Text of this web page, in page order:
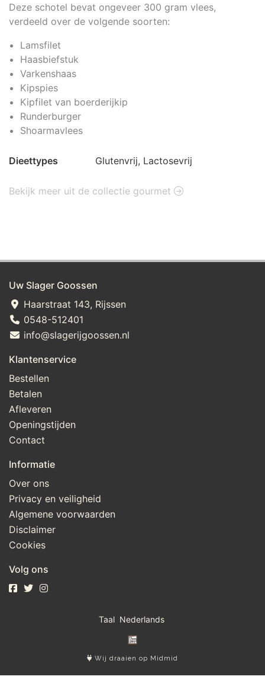
Deze schotel bevat ongeveer 300 gram vlees,
verdeeld over de volgende soorten:
Lamsfilet
Haasbiefstuk
Varkenshaas
Kipspies
Kipfilet van boerderijkip
Runderburger
Shoarmavlees
Dieettypes Glutenvrij, Lactosevrij
Bekijk meer uit de collectie gourmet
Uw Slager Goossen
Haarstraat 143, Rijssen
0548-512401
info@slagerijgoossen.nl
Klantenservice
Bestellen
Betalen
Afleveren
Openingstijden
Contact
Informatie
Over ons
Privacy en veiligheid
Algemene voorwaarden
Disclaimer
Cookies
Volg ons
Taal
Wij draaien op Midmid